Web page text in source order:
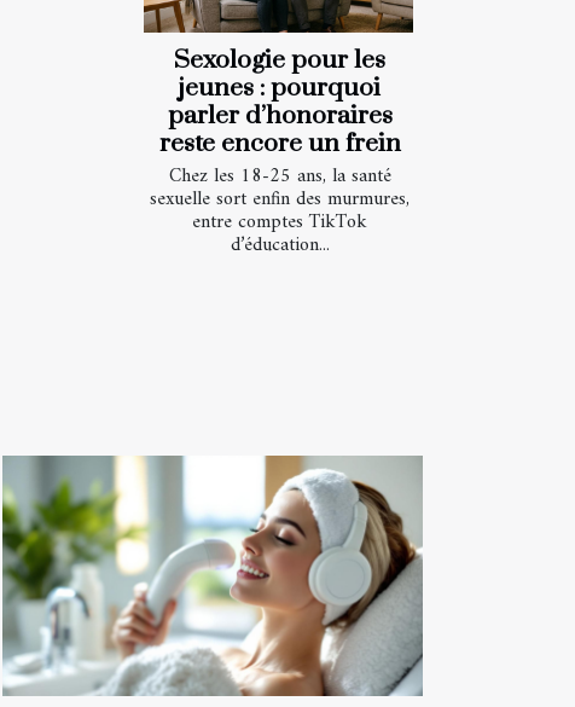
Sexologie pour les
jeunes : pourquoi
parler d’honoraires
reste encore un frein
Chez les 18-25 ans, la santé
sexuelle sort enfin des murmures,
entre comptes TikTok
d’éducation...